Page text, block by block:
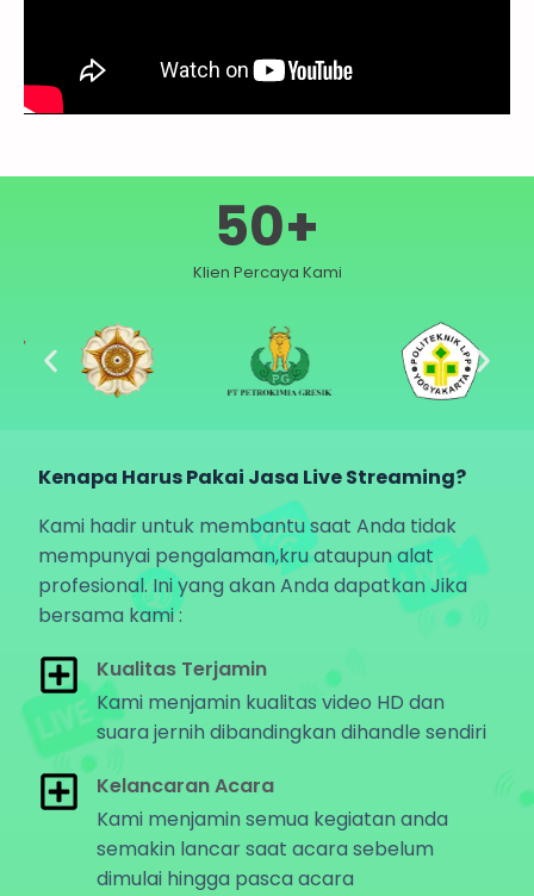
50+
Klien Percaya Kami
Kenapa Harus Pakai Jasa Live Streaming?
Kami hadir untuk membantu saat Anda tidak
mempunyai pengalaman,kru ataupun alat
profesional. Ini yang akan Anda dapatkan Jika
bersama kami :
Kualitas Terjamin
Kami menjamin kualitas video HD dan
suara jernih dibandingkan dihandle sendiri
Kelancaran Acara
Kami menjamin semua kegiatan anda
semakin lancar saat acara sebelum
dimulai hingga pasca acara